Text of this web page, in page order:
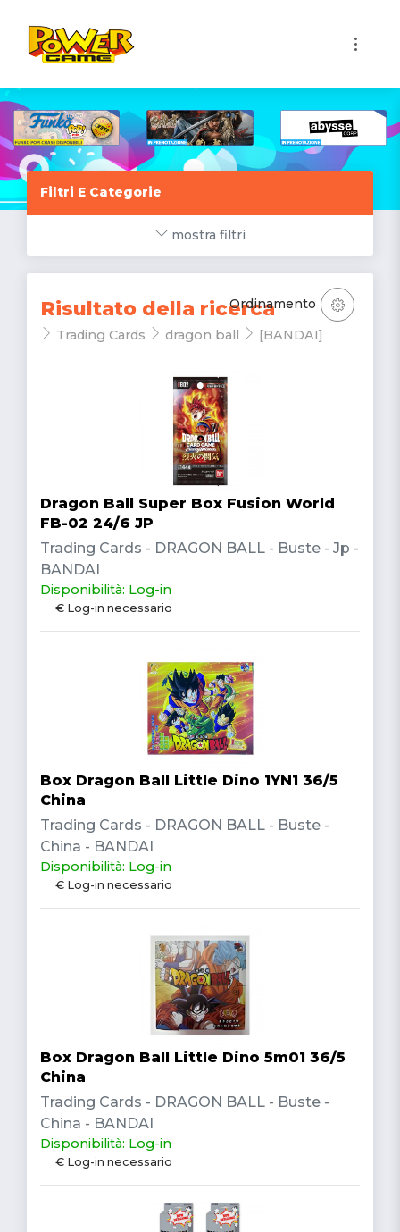
Filtri E Categorie
mostra filtri
Risultato della ricerca
Trading Cards dragon ball [BANDAI]
Ordinamento
Dragon Ball Super Box Fusion World
FB-02 24/6 JP
Trading Cards - DRAGON BALL - Buste - Jp -
BANDAI
Disponibilità: Log-in
€ Log-in necessario
Box Dragon Ball Little Dino 1YN1 36/5
China
Trading Cards - DRAGON BALL - Buste -
China - BANDAI
Disponibilità: Log-in
€ Log-in necessario
Box Dragon Ball Little Dino 5m01 36/5
China
Trading Cards - DRAGON BALL - Buste -
China - BANDAI
Disponibilità: Log-in
€ Log-in necessario